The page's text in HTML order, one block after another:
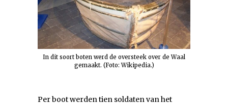
In dit soort boten werd de oversteek over de Waal
gemaakt. (Foto: Wikipedia.)
Per boot werden tien soldaten van het